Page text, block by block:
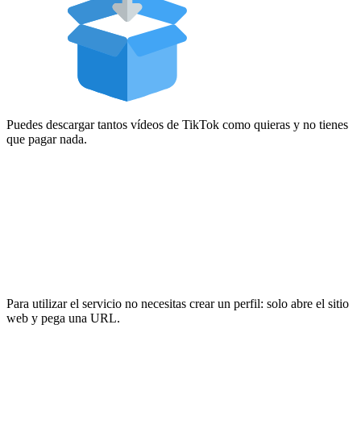
Puedes descargar tantos vídeos de TikTok como quieras y no tienes
que pagar nada.
Para utilizar el servicio no necesitas crear un perfil: solo abre el sitio
web y pega una URL.